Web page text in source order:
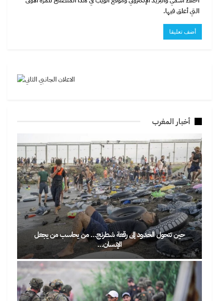
التي أعلق فيها.
أخبار المغرب
حين تتحول الحدود إلى رقعة شطرنج… من يحاسب من يجعل
الإنسان…